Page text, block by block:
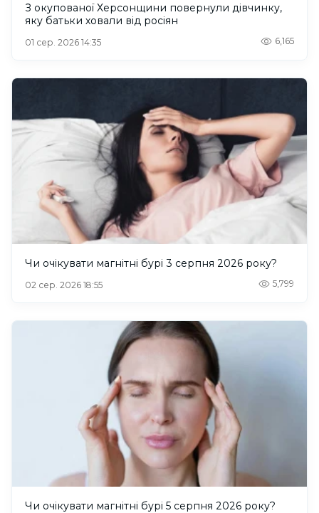
З окупованої Херсонщини повернули дівчинку,
яку батьки ховали від росіян
01 сер. 2026 14:35 6,165
Чи очікувати магнітні бурі 3 серпня 2026 року?
02 сер. 2026 18:55 5,799
Чи очікувати магнітні бурі 5 серпня 2026 року?